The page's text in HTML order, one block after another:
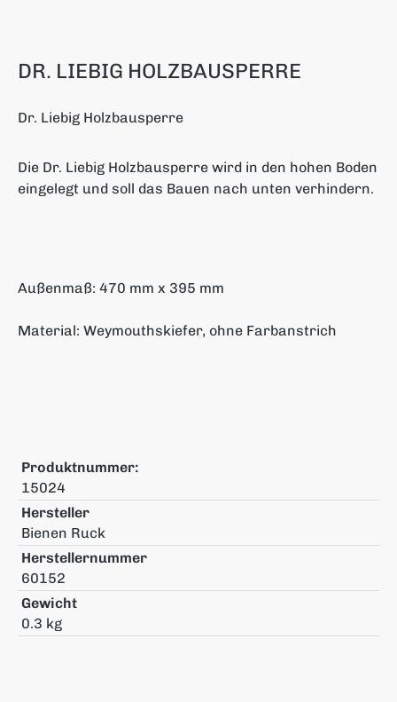
DR. LIEBIG HOLZBAUSPERRE
Dr. Liebig Holzbausperre
Die Dr. Liebig Holzbausperre wird in den hohen Boden
eingelegt und soll das Bauen nach unten verhindern.
Außenmaß: 470 mm x 395 mm
Material: Weymouthskiefer, ohne Farbanstrich
Produktnummer:
15024
Hersteller
Bienen Ruck
Herstellernummer
60152
Gewicht
0.3 kg